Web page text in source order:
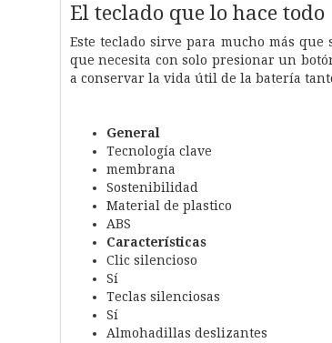
El teclado que lo hace todo
Este teclado sirve para mucho más
que necesita con solo presionar un
a conservar la vida útil de la batería
General
Tecnología clave
membrana
Sostenibilidad
Material de plastico
ABS
Características
Clic silencioso
Sí
Teclas silenciosas
Sí
Almohadillas deslizantes